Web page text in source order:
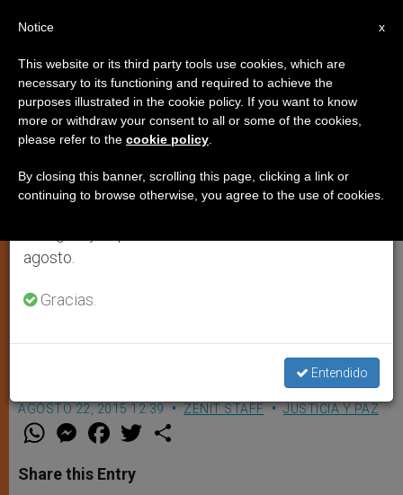
Venezuela: la oposición denuncia
que el Ejecutivo intenta
suspender las elecciones
La Mesa de la Unidad Democrática
desproporcionado” el decreto de
AGOSTO 22, 2015 12:39 ZENIT STAFF JUSTICIA Y PAZ
W
t
s
M
e
s
e
F
a
e
b
w
Share this Entry
×
Aviso importante
Del 27 de julio al 7 de agosto haremos la pausa
anual, aprovechando que en el periodo de verano
se generan menos informaciones y también el
agosto.
Gracias.
Entendido
x
Notice
This website or its third party tools use cookies, which are
necessary to its functioning and required to achieve the
purposes illustrated in the cookie policy. If you want to know
more or withdraw your consent to all or some of the cookies,
please refer to the cookie policy
By closing this banner, scrolling this page, clicking a link or
continuing to browse otherwise, you agree to the use of cookies.